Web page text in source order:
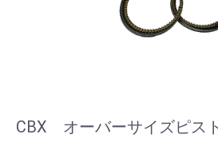
CBX オーバーサイズピス